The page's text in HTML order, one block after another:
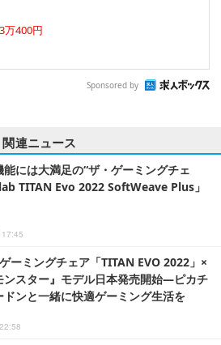
万400円
Sponsored by
関連ニュース
には大満足の“ザ・ゲーミングチェ
TITAN Evo 2022 SoftWeave Plus」
ーミングチェア「TITAN EVO 2022」×
ンスター』モデル日本発売開始―ピカチ
ドンと一緒に快適ゲーミング生活を